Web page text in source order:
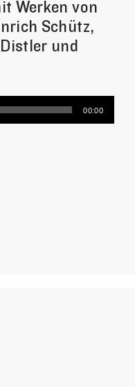
Werken von
Schütz,
und
00:00